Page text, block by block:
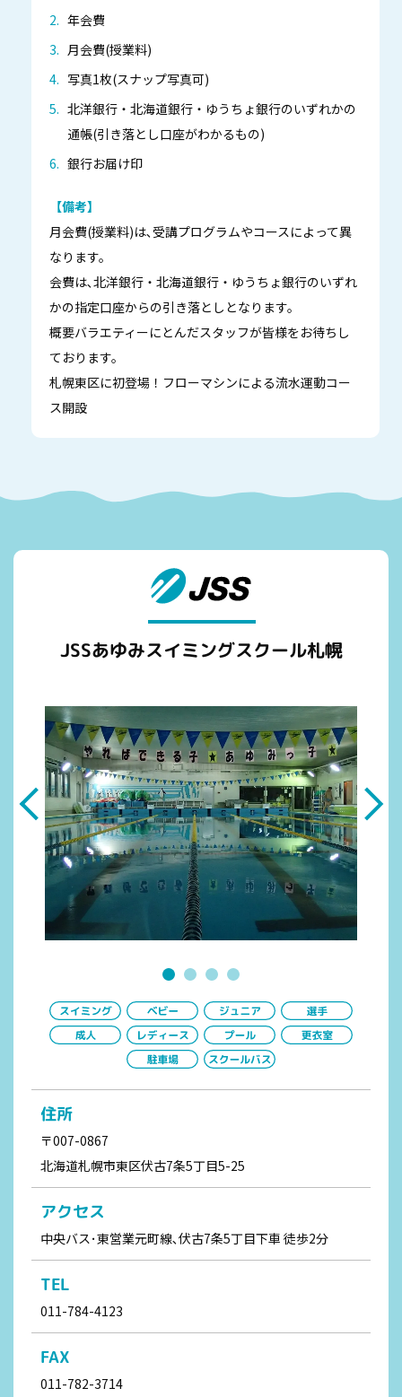
年会費
月会費(授業料)
写真1枚(スナップ写真可)
北洋銀行・北海道銀行・ゆうちょ銀行のいずれかの
通帳(引き落とし口座がわかるもの)
銀行お届け印
【備考】
月会費(授業料)は､受講プログラムやコースによって異
なります。
会費は､北洋銀行・北海道銀行・ゆうちょ銀行のいずれ
かの指定口座からの引き落としとなります。
概要バラエティーにとんだスタッフが皆様をお待ちし
ております。
札幌東区に初登場！フローマシンによる流水運動コー
ス開設
JSSあゆみスイミングスクール札幌
住所
〒007-0867
北海道札幌市東区伏古7条5丁目5-25
アクセス
中央バス･東営業元町線､伏古7条5丁目下車 徒歩2分
TEL
011-784-4123
FAX
011-782-3714